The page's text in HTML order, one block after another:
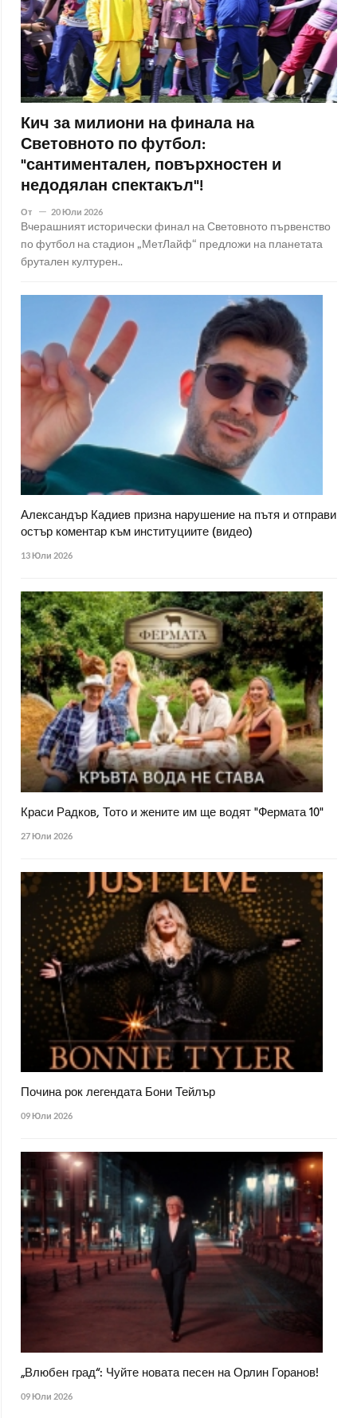
Кич за милиони на финала на
Световното по футбол:
"сантиментален, повърхностен и
недодялан спектакъл"!
От 20 Юли 2026
Вчерашният исторически финал на Световното първенство
по футбол на стадион „МетЛайф“ предложи на планетата
брутален културен..
Александър Кадиев призна нарушение на пътя и отправи
остър коментар към институциите (видео)
13 Юли 2026
Краси Радков, Тото и жените им ще водят "Фермата 10"
27 Юли 2026
Почина рок легендата Бони Тейлър
09 Юли 2026
„Влюбен град“: Чуйте новата песен на Орлин Горанов!
09 Юли 2026